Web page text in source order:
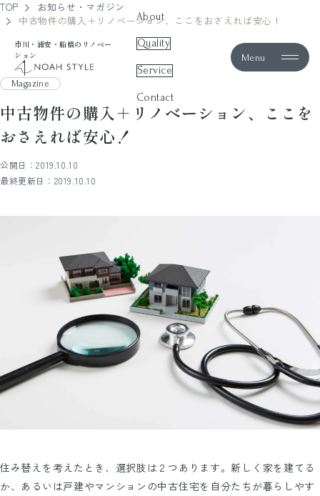
市川・浦安・船橋のリノベー
ション
noah style
About
Quality
Service
Contact
Menu
TOP
お知らせ・マガジン
中古物件の購入＋リノベーション、ここをおさえれば安心！
Magazine
中古物件の購入＋リノベーション、ここを
おさえれば安心！
公開日：2019.10.10
最終更新日：2019.10.10
住み替えを考えたとき、選択肢は２つあります。新しく家を建てる
か、あるいは戸建やマンションの中古住宅を自分たちが暮らしやす